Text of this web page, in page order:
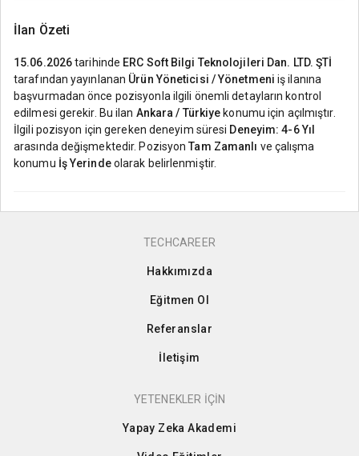
İlan Özeti
15.06.2026tarihinde ERC Soft Bilgi Teknolojileri Dan. LTD. ŞTİ
tarafından yayınlanan Ürün Yöneticisi / Yönetmeni iş ilanına
başvurmadan önce pozisyonla ilgili önemli detayların kontrol
edilmesi gerekir. Bu ilan Ankara / Türkiyekonumu için açılmıştır.
İlgili pozisyon için gereken deneyim süresi Deneyim: 4-6 Yıl
arasında değişmektedir. PozisyonTam Zamanlı ve çalışma
konumu İş Yerindeolarak belirlenmiştir.
TECHCAREER
Hakkımızda
Eğitmen Ol
Referanslar
İletişim
YETENEKLER İÇİN
Yapay Zeka Akademi